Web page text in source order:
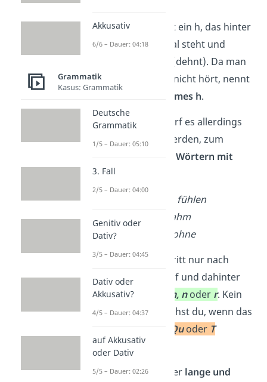
EinDehnungs-h
ist ein h, das hinter
einem langen Vokal steht und
diesen verlängert (dehnt). Da man
es beim Sprechen nicht hört, nennt
stummes h.
Beim Schreiben darf es allerdings
nicht vergessen werden, zum
Wörtern mit
Dehnungs-h:
zahlen, Fohlen, fühlen
lahm, nahm, zahm
Zähne, Lehne, ohne
Das Dehnungs-h tritt nur nach
langen Vokalen
auf und dahinter
steht meist ein
l, m, noderr. Kein
Dehnungs-h brauchst du, wenn das
Sch, Sp, Quoder T
beginnt.
Übrigens:Alles über lange und
Akkusativ
6/6 – Dauer: 04:18
Grammatik
Kasus: Grammatik
Deutsche
Grammatik
1/5 – Dauer: 05:10
3. Fall
2/5 – Dauer: 04:00
Genitiv oder
Dativ?
3/5 – Dauer: 04:45
Dativ oder
Akkusativ?
4/5 – Dauer: 04:37
auf Akkusativ
oder Dativ
5/5 – Dauer: 02:26